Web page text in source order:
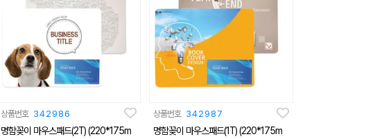
상품번호 342986
명함꽂이 마우스패드(2T) (220*175m
상품번호 342987
명함꽂이 마우스패드(1T) (220*175m